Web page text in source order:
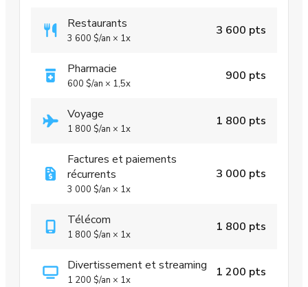
Restaurants
3 600 $/an × 1x
3 600 pts
Pharmacie
600 $/an × 1,5x
900 pts
Voyage
1 800 $/an × 1x
1 800 pts
Factures et paiements
récurrents
3 000 $/an × 1x
3 000 pts
Télécom
1 800 $/an × 1x
1 800 pts
Divertissement et streaming
1 200 $/an × 1x
1 200 pts